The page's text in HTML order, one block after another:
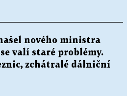
nového ministra
valí staré problémy.
zchátralé dálniční